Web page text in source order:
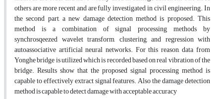
others are more recent and are fully investigated in civil engineering. In
the second part, a new damage detection method is proposed. This
method is a combination of signal processing methods by
synchrosqeezed wavelet transform, clustering, and regression with
autoassociative artificial neural networks. For this reason, data from
Yonghe bridge is utilized which is recorded based on real vibration of the
bridge. Results show that the proposed signal processing method is
capable to effectively extract signal features. Also the damage detection
method is capable to detect damage with acceptable accuracy